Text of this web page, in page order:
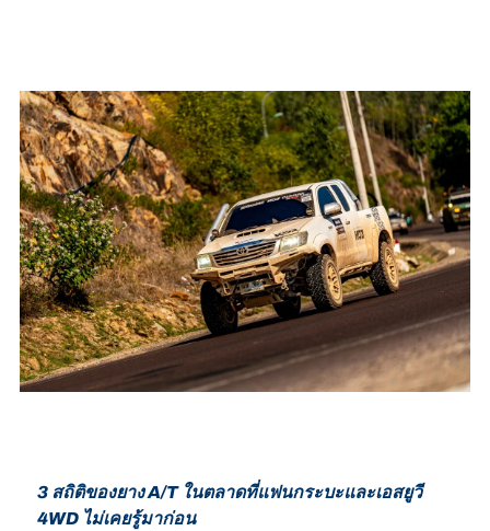
3 สถิติของยาง A/T ในตลาดที่แฟนกระบะและเอสยูวี
4WD ไม่เคยรู้มาก่อน